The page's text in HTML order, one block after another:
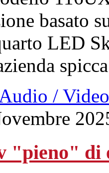
basato
LED
/
"pieno" di